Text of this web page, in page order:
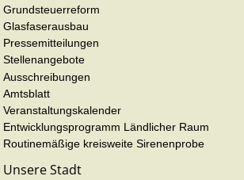
Grundsteuerreform
Glasfaserausbau
Pressemitteilungen
Stellenangebote
Ausschreibungen
Amtsblatt
Veranstaltungskalender
Entwicklungsprogramm Ländlicher Raum
Routinemäßige kreisweite Sirenenprobe
Unsere Stadt